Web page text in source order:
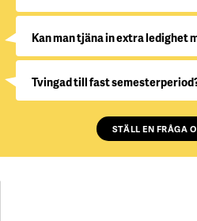
Kan man tjäna in extra ledighet
Tvingad till fast
STÄLL EN FRÅGA